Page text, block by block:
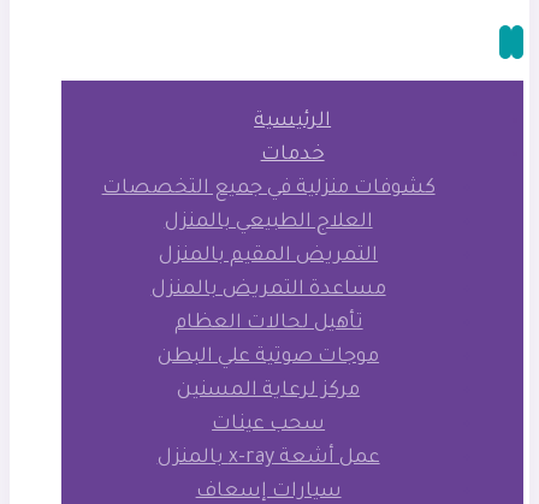
الرئيسية
خدمات
كشوفات منزلية في جميع التخصصات
العلاج الطبيعي بالمنزل
التمريض المقيم بالمنزل
مساعدة التمريض بالمنزل
تأهيل لحالات العظام
موجات صوتية علي البطن
مركز لرعاية المسنين
سحب عينات
عمل أشعة x-ray بالمنزل
سيارات إسعاف